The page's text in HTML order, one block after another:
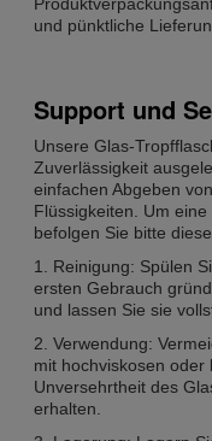
und pünktliche
Support und
Unsere Glas-
Zuverlässigkeit
einfachen Abgeben
Flüssigkeiten. Um
befolgen Sie bitte
1. Reinigung: Spülen
ersten Gebrauch
und lassen Sie sie
2. Verwendung:
mit hochviskosen oder
Unversehrtheit des
erhalten.